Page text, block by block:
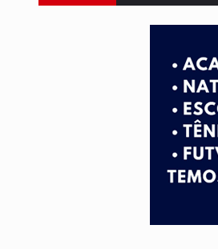
SAÚDE:Anvisa
AÇÃO
PF ESTÁ
Denarc